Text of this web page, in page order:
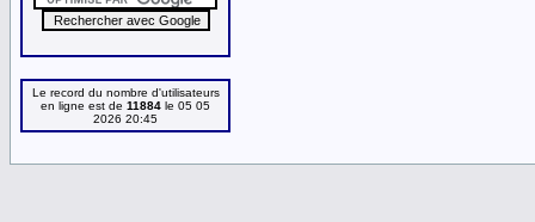
Le record du nombre d'utilisateurs
en ligne est de 11884 le 05 05
2026 20:45